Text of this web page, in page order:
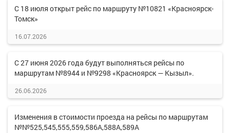
С 18 июля открыт рейс по маршруту №10821 «Красноярск-
Томск»
16.07.2026
С 27 июня 2026 года будут выполняться рейсы по
маршрутам №8944 и №9298 «Красноярск — Кызыл».
26.06.2026
Изменения в стоимости проезда на рейсы по маршрутам
№№525,545,555,559,586А,588А,589А